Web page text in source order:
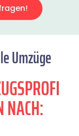
Umzüge
NACH: